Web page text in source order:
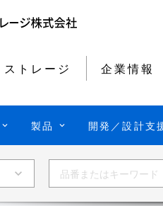
ストレージ 企業情報
製品 開発／設計支